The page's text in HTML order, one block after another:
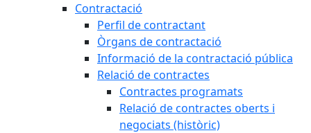
Contractació
Perfil de contractant
Òrgans de contractació
Informació de la contractació pública
Relació de contractes
Contractes programats
Relació de contractes oberts i
negociats (històric)